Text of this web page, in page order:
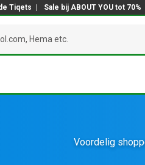
Tiqets Sale bij ABOUT YOU tot 70%
Voordelig